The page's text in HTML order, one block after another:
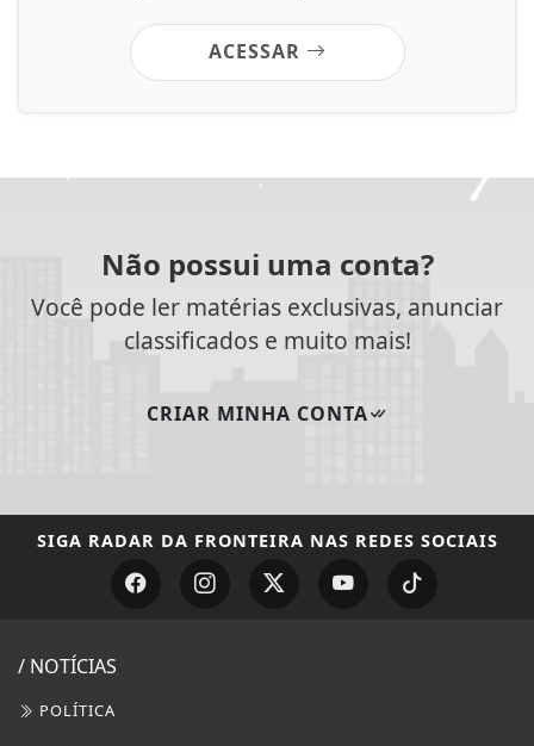
ACESSAR
Não possui uma conta?
Você pode ler matérias exclusivas, anunciar
classificados e muito mais!
CRIAR MINHA CONTA
SIGA RADAR DA FRONTEIRA NAS REDES SOCIAIS
/ NOTÍCIAS
POLÍTICA